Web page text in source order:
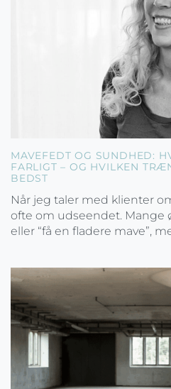
MAVEFEDT OG SUNDHED:
FARLIGT – OG HVILKEN
BEDST
Når jeg taler med klienter
ofte om udseendet. Mange
eller “få en fladere mave”,